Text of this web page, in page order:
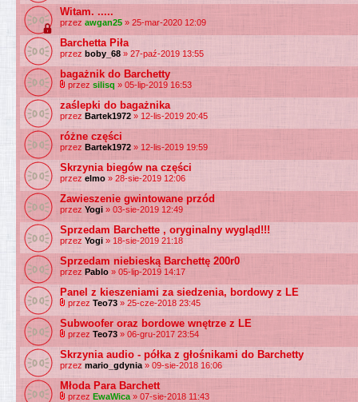
Witam. .....
przez awgan25 » 25-mar-2020 12:09
Barchetta Piła
przez boby_68 » 27-paź-2019 13:55
bagażnik do Barchetty
przez silisq » 05-lip-2019 16:53
zaślepki do bagażnika
przez Bartek1972 » 12-lis-2019 20:45
różne części
przez Bartek1972 » 12-lis-2019 19:59
Skrzynia biegów na części
przez elmo » 28-sie-2019 12:06
Zawieszenie gwintowane przód
przez Yogi » 03-sie-2019 12:49
Sprzedam Barchette , oryginalny wygląd!!!
przez Yogi » 18-sie-2019 21:18
Sprzedam niebieską Barchettę 200r0
przez Pablo » 05-lip-2019 14:17
Panel z kieszeniami za siedzenia, bordowy z LE
przez Teo73 » 25-cze-2018 23:45
Subwoofer oraz bordowe wnętrze z LE
przez Teo73 » 06-gru-2017 23:54
Skrzynia audio - półka z głośnikami do Barchetty
przez mario_gdynia » 09-sie-2018 16:06
Młoda Para Barchett
przez EwaWica » 07-sie-2018 11:43